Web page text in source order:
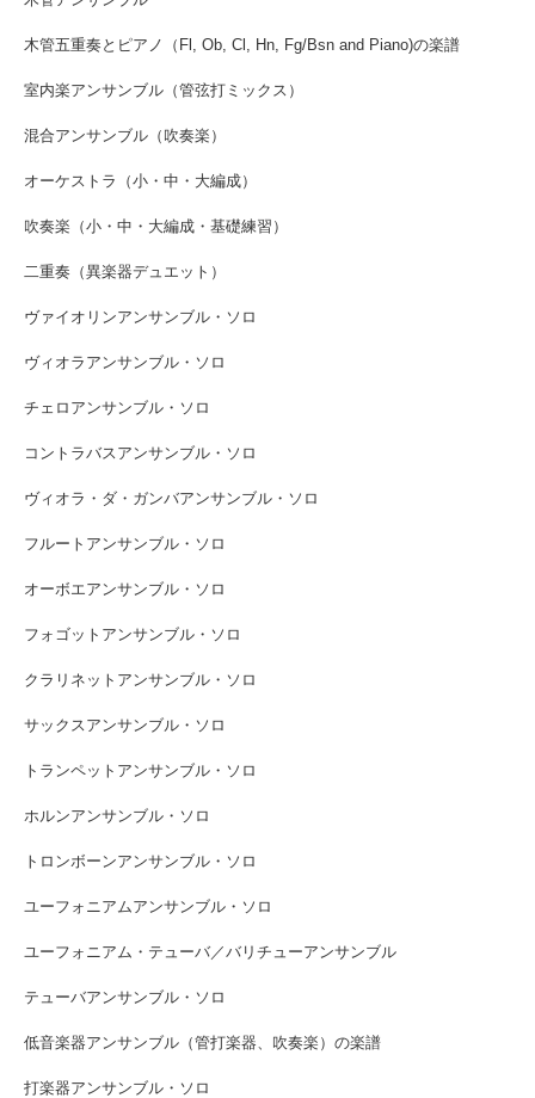
木管五重奏とピアノ（Fl, Ob, Cl, Hn, Fg/Bsn and Piano)の楽譜
室内楽アンサンブル（管弦打ミックス）
混合アンサンブル（吹奏楽）
オーケストラ（小・中・大編成）
吹奏楽（小・中・大編成・基礎練習）
二重奏（異楽器デュエット）
ヴァイオリンアンサンブル・ソロ
ヴィオラアンサンブル・ソロ
チェロアンサンブル・ソロ
コントラバスアンサンブル・ソロ
ヴィオラ・ダ・ガンバアンサンブル・ソロ
フルートアンサンブル・ソロ
オーボエアンサンブル・ソロ
フォゴットアンサンブル・ソロ
クラリネットアンサンブル・ソロ
サックスアンサンブル・ソロ
トランペットアンサンブル・ソロ
ホルンアンサンブル・ソロ
トロンボーンアンサンブル・ソロ
ユーフォニアムアンサンブル・ソロ
ユーフォニアム・テューバ／バリチューアンサンブル
テューバアンサンブル・ソロ
低音楽器アンサンブル（管打楽器、吹奏楽）の楽譜
打楽器アンサンブル・ソロ